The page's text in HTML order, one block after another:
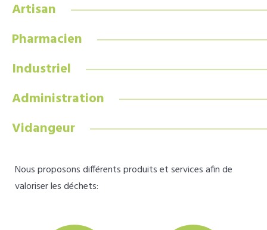
Artisan
Pharmacien
Industriel
Administration
Vidangeur
Nous proposons différents produits et services afin de
valoriser les déchets: